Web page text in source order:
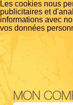
Les cookies nous
publicitaires et
informations avec
vos données